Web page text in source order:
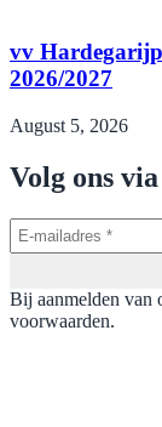
vv Hardegarijp
2026/2027
August 5, 2026
Volg ons
Bij aanmelden van
voorwaarden.